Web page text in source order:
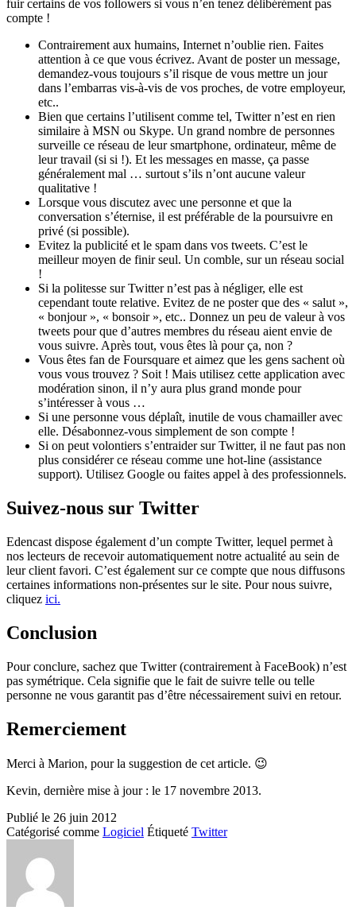
fuir certains de vos followers si vous n’en tenez délibérément pas
compte !
Contrairement aux humains, Internet n’oublie rien. Faites
attention à ce que vous écrivez. Avant de poster un message,
demandez-vous toujours s’il risque de vous mettre un jour
dans l’embarras vis-à-vis de vos proches, de votre employeur,
etc..
Bien que certains l’utilisent comme tel, Twitter n’est en rien
similaire à MSN ou Skype. Un grand nombre de personnes
surveille ce réseau de leur smartphone, ordinateur, même de
leur travail (si si !). Et les messages en masse, ça passe
généralement mal … surtout s’ils n’ont aucune valeur
qualitative !
Lorsque vous discutez avec une personne et que la
conversation s’éternise, il est préférable de la poursuivre en
privé (si possible).
Evitez la publicité et le spam dans vos tweets. C’est le
meilleur moyen de finir seul. Un comble, sur un réseau social
!
Si la politesse sur Twitter n’est pas à négliger, elle est
cependant toute relative. Evitez de ne poster que des « salut »,
« bonjour », « bonsoir », etc.. Donnez un peu de valeur à vos
tweets pour que d’autres membres du réseau aient envie de
vous suivre. Après tout, vous êtes là pour ça, non ?
Vous êtes fan de Foursquare et aimez que les gens sachent où
vous vous trouvez ? Soit ! Mais utilisez cette application avec
modération sinon, il n’y aura plus grand monde pour
s’intéresser à vous …
Si une personne vous déplaît, inutile de vous chamailler avec
elle. Désabonnez-vous simplement de son compte !
Si on peut volontiers s’entraider sur Twitter, il ne faut pas non
plus considérer ce réseau comme une hot-line (assistance
support). Utilisez Google ou faites appel à des professionnels.
Suivez-nous sur Twitter
Edencast dispose également d’un compte Twitter, lequel permet à
nos lecteurs de recevoir automatiquement notre actualité au sein de
leur client favori. C’est également sur ce compte que nous diffusons
certaines informations non-présentes sur le site. Pour nous suivre,
cliquez ici.
Conclusion
Pour conclure, sachez que Twitter (contrairement à FaceBook) n’est
pas symétrique. Cela signifie que le fait de suivre telle ou telle
personne ne vous garantit pas d’être nécessairement suivi en retour.
Remerciement
Merci à Marion, pour la suggestion de cet article. 😉
Kevin, dernière mise à jour : le 17 novembre 2013.
Publié le 26 juin 2012
Catégorisé comme Logiciel Étiqueté Twitter